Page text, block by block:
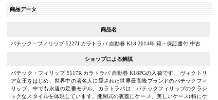
商品データ
商品名
パテック・フィリップ 5227J カラトラバ 自動巻 K18 2014年 箱・保証書付 中古
ショップによる解説
パテック・フィリップ 5117R カラトラバ 自動巻 K18PGの入荷です。 ヴィクトリ
ア女王をはじめ、世界中の著名人に愛された世界最高峰ブランドのパテックフィ
リップ。中でも永遠の定番モデル、カラトラバは、パテックフィリップのクラシ
ックなスタイルを体現しています。開閉式の裏蓋にケース、美しいケース(特にケ